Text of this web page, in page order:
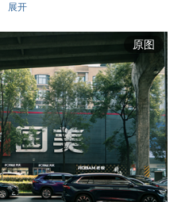
，上海4+38例
展开
原图